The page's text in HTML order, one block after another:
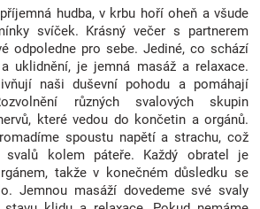
hudba, v krbu hoří oheň a všude
svíček. Krásný večer s partnerem
odpoledne pro sebe. Jediné, co schází
uklidnění, je jemná masáž a relaxace.
naši duševní pohodu a pomáhají
různých svalových skupin
které vedou do končetin a orgánů.
spoustu napětí a strachu, což
kolem páteře. Každý obratel je
takže v konečném důsledku se
Jemnou masáží dovedeme své svaly